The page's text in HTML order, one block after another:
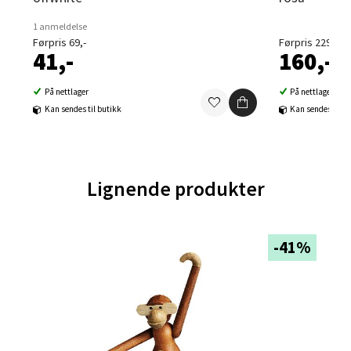
1 anmeldelse
Førpris 69,-
41,-
På nettlager
Kan sendes til butikk
Førpris 229,-
160,-
På nettlager
Kan sendes til
Lignende produkter
-41%
Velg
Orkanger